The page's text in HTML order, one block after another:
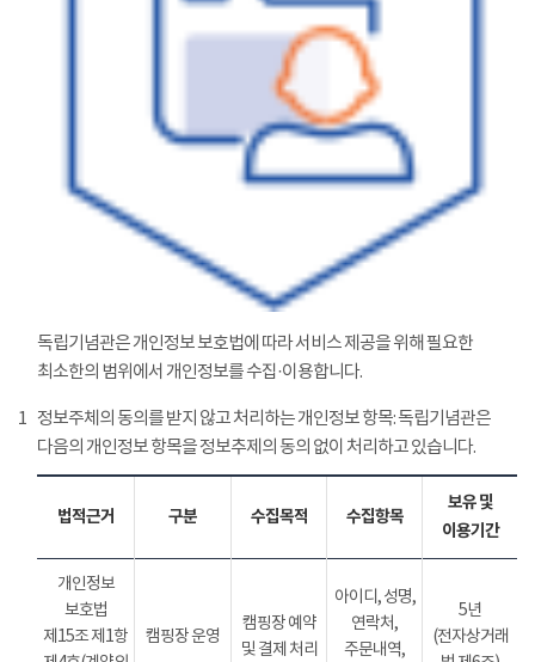
독립기념관은 개인정보 보호법에 따라 서비스 제공을 위해 필요한
최소한의 범위에서 개인정보를 수집·이용합니다.
1 정보주체의 동의를 받지 않고 처리하는 개인정보 항목: 독립기념관은
다음의 개인정보 항목을 정보추제의 동의 없이 처리하고 있습니다.
법적근거 구분 수집목적 수집항목
보유 및
이용기간
개인정보
보호법
제15조 제1항
캠핑장 운영
캠핑장 예약
및 결제 처리
아이디, 성명,
연락처,
주문내역,
5년
(전자상거래